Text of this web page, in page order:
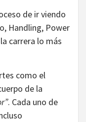
de ir viendo
Handling, Power
carrera lo más
como el
de la
. Cada uno de